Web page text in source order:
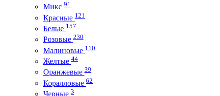
Микс 91
Красные 121
Белые 157
Розовые 230
Малиновые 110
Желтые 44
Оранжевые 39
Коралловые 62
Черные 3